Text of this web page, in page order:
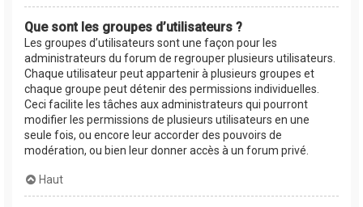
Que sont les groupes d’utilisateurs ?
Les groupes d’utilisateurs sont une façon pour les
administrateurs du forum de regrouper plusieurs utilisateurs.
Chaque utilisateur peut appartenir à plusieurs groupes et
chaque groupe peut détenir des permissions individuelles.
Ceci facilite les tâches aux administrateurs qui pourront
modifier les permissions de plusieurs utilisateurs en une
seule fois, ou encore leur accorder des pouvoirs de
modération, ou bien leur donner accès à un forum privé.
Haut